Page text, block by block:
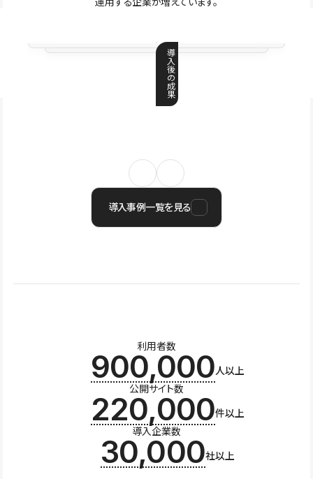
導
入
後
の
成
果
導入事例一覧を見る
利用者数
900,000人以上
公開サイト数
220,000件以上
導入企業数
30,000社以上